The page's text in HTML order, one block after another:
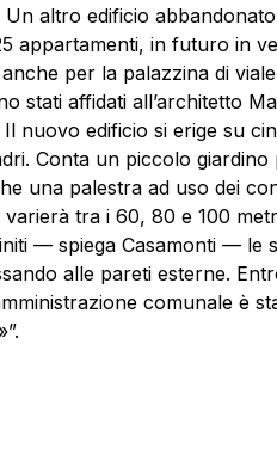
Un altro edificio
appartamenti, in futuro in
per la palazzina di
stati affidati all’architetto
nuovo edificio si erige su
Conta un piccolo giardino
una palestra ad uso dei
tra i 60, 80 e 100
— spiega Casamonti — le
alle pareti esterne.
comunale è